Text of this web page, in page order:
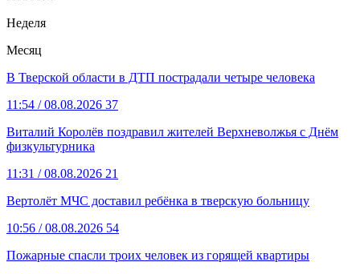
Неделя
Месяц
В Тверской области в ДТП пострадали четыре человека
11:54 / 08.08.2026 37
Виталий Королёв поздравил жителей Верхневолжья с Днём
физкультурника
11:31 / 08.08.2026 21
Вертолёт МЧС доставил ребёнка в тверскую больницу
10:56 / 08.08.2026 54
Пожарные спасли троих человек из горящей квартиры